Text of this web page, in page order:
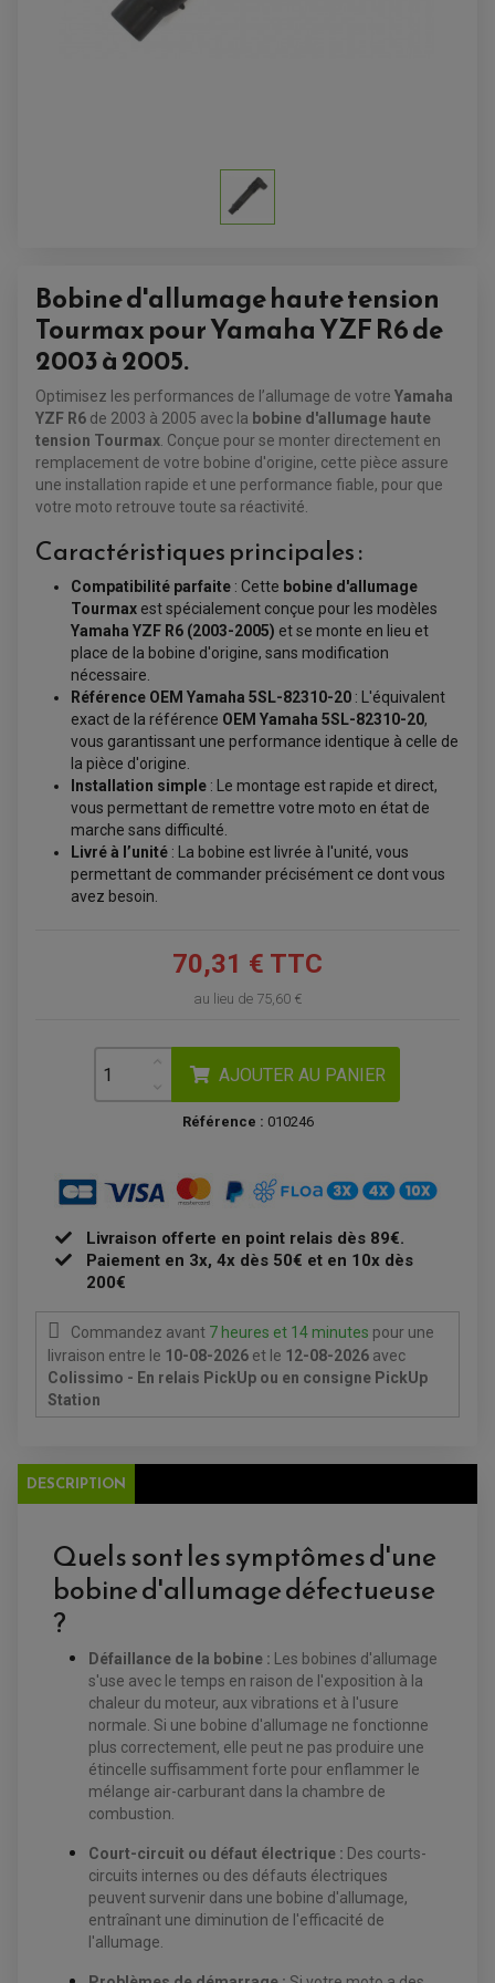
BAGAGERIE
BAGAGERIE SOUPLE
ACCESSOIRE GPS, SMARTPHONE
SUPPORT TOP CASE
SUPPORT VALISE LATERAL
TOP CASE ET VALISES
ÉCHAPPEMENT MOTO
SILENCIEUX / ÉCHAPPEMENT MOTO
ACCESSOIRE ÉCHAPPEMENT
ÉLECTRICITÉ
ACCESSOIRES ELECTRIQUE
CLIGNOTANT TYPE ORIGINE
POMPE A ESSENCE
REDRESSEUR / REGULATEUR
STATOR
BOUGIE NGK
FILTRE A AIR
FILTRE ET ACCESSOIRE ESSENCE
OUTILLAGE
PRODUIT D'ENTRETIEN
FREINAGE
ACCESSOIRE + VISSERIE FREINAGE
ÉCHAPEMENT SCOOTER
ÉCHAPPEMENT SCOOTER
ELECTRICITÉ
BATTERIE SCOOTER
ECLAIRAGE SCOOTER
POMPE A ESSENCE
ACCESSOIRE + VISSERIE FREINAGE
DISQUE DE FREIN ARRIERE
PLAQUETTE DE FREIN AVANT
MAÎTRE CYLINDRE
ACCESSOIRES QUAD
ACCESSOIRES ANODISES POUR QUAD
BOUCHON DE RÉSERVOIR QUAD
GUIDON QUAD
KIT DÉCO QUAD / SSV
KIT POIGNÉE DE GAZ QUAD
POIGNÉE QUAD
PROTÈGE-MAINS
PONTETS / REHAUSSES DE GUIDON
BAGAGERIE / TREUIL / ATTELAGE
COFFRE / TOP CASE QUAD
TREUIL ET ATTELAGE QUAD-SSV
ÉCHAPPEMENT QUAD
ÉCHAPPEMENT QUAD
ENTRETIEN QUAD / SSV
BATTERIE
BOUGIE QUAD
FILTRE A AIR BMC QUAD
FILTRE A AIR QUAD
FILTRE A HUILE QUAD
EQUIPEMENT ELECTRIQUE QUAD / SSV
COMPTEUR QUAD / SSV
CONTACTEUR A CLÉ QUAD
DÉMARREUR
ECLAIRAGE LED / HALOGÈNE
STATOR ET REDRESSEUR / REGULATEUR
VENTILATEUR DE RADIATEUR
EQUIPEMENT FREINAGE QUAD / SSV
DISQUE DE FREIN QUAD / SSV
KIT REPARATION MAÎTRE CYLINDRE QUAD / SSV
PLAQUETTES DE FREIN QUAD / SSV
HUILE ET PRODUIT D'ENTRETIEN QUAD
HUILE POUR QUAD
ÉQUIPEMENT ÉLECTRIQUE
ACCESSOIRES ÉLECTRIQUE ENDURO
PLAQUE PHARE
COMPTEUR D'HEURE
DÉMARREUR
CONDENSATEUR
BOBINE D'ALLUMAGE
COUPE-CONTACT
TRANSMISSION
KIT CHAÎNE
GUIDE CHAÎNE
PATIN DE BRAS OSCILLANT
ROULETTE DE CHAÎNE
EMBRAYAGE OFF ROAD
PIÈCE MOTEUR
KIT RÉPARATION POMPE A EAU
PIPE D'ADMISSION
DURITE RADIATEUR
PNEUMATIQUE
CHAMBRE À AIR
EQUIPEMENT FREINAGE MOTO CROSS ET
ENDURO
ACCESSOIRES FREINAGE
Bobine d'allumage haute tension
Tourmax pour Yamaha YZF R6 de
2003 à 2005.
Optimisez les performances de l’allumage de votre Yamaha
YZF R6 de 2003 à 2005 avec la bobine d'allumage haute
tension Tourmax . Conçue pour se monter directement en
remplacement de votre bobine d'origine, cette pièce assure
une installation rapide et une performance fiable, pour que
votre moto retrouve toute sa réactivité.
Caractéristiques principales :
Compatibilité parfaite : Cette bobine d'allumage
Tourmax est spécialement conçue pour les modèles
Yamaha YZF R6 (2003-2005) et se monte en lieu et
place de la bobine d'origine, sans modification
nécessaire.
Référence OEM Yamaha 5SL-82310-20 : L'équivalent
exact de la référence OEM Yamaha 5SL-82310-20,
vous garantissant une performance identique à celle de
la pièce d'origine.
Installation simple : Le montage est rapide et direct,
vous permettant de remettre votre moto en état de
marche sans difficulté.
Livré à l’unité : La bobine est livrée à l'unité, vous
permettant de commander précisément ce dont vous
avez besoin.
70,31 € TTC
au lieu de 75,60 €
AJOUTER AU PANIER
Référence : 010246
Livraison offerte en point relais dès 89€.
Paiement en 3x, 4x dès 50€ et en 10x dès
200€
Commandez avant 7 heures et 14 minutes pour une
livraison entre le 10-08-2026 et le 12-08-2026 avec
Colissimo - En relais PickUp ou en consigne PickUp
Station
DESCRIPTION
Quels sont les symptômes d'une
bobine d'allumage défectueuse
?
Défaillance de la bobine : Les bobines d'allumage
s'use avec le temps en raison de l'exposition à la
chaleur du moteur, aux vibrations et à l'usure
normale. Si une bobine d'allumage ne fonctionne
plus correctement, elle peut ne pas produire une
étincelle suffisamment forte pour enflammer le
mélange air-carburant dans la chambre de
combustion.
Court-circuit ou défaut électrique : Des courts-
circuits internes ou des défauts électriques
peuvent survenir dans une bobine d'allumage,
entraînant une diminution de l'efficacité de
l'allumage.